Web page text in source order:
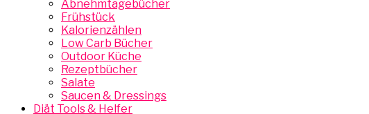
Abnehmtagebücher
Frühstück
Kalorienzählen
Low Carb Bücher
Outdoor Küche
Rezeptbücher
Salate
Saucen & Dressings
Diät Tools & Helfer